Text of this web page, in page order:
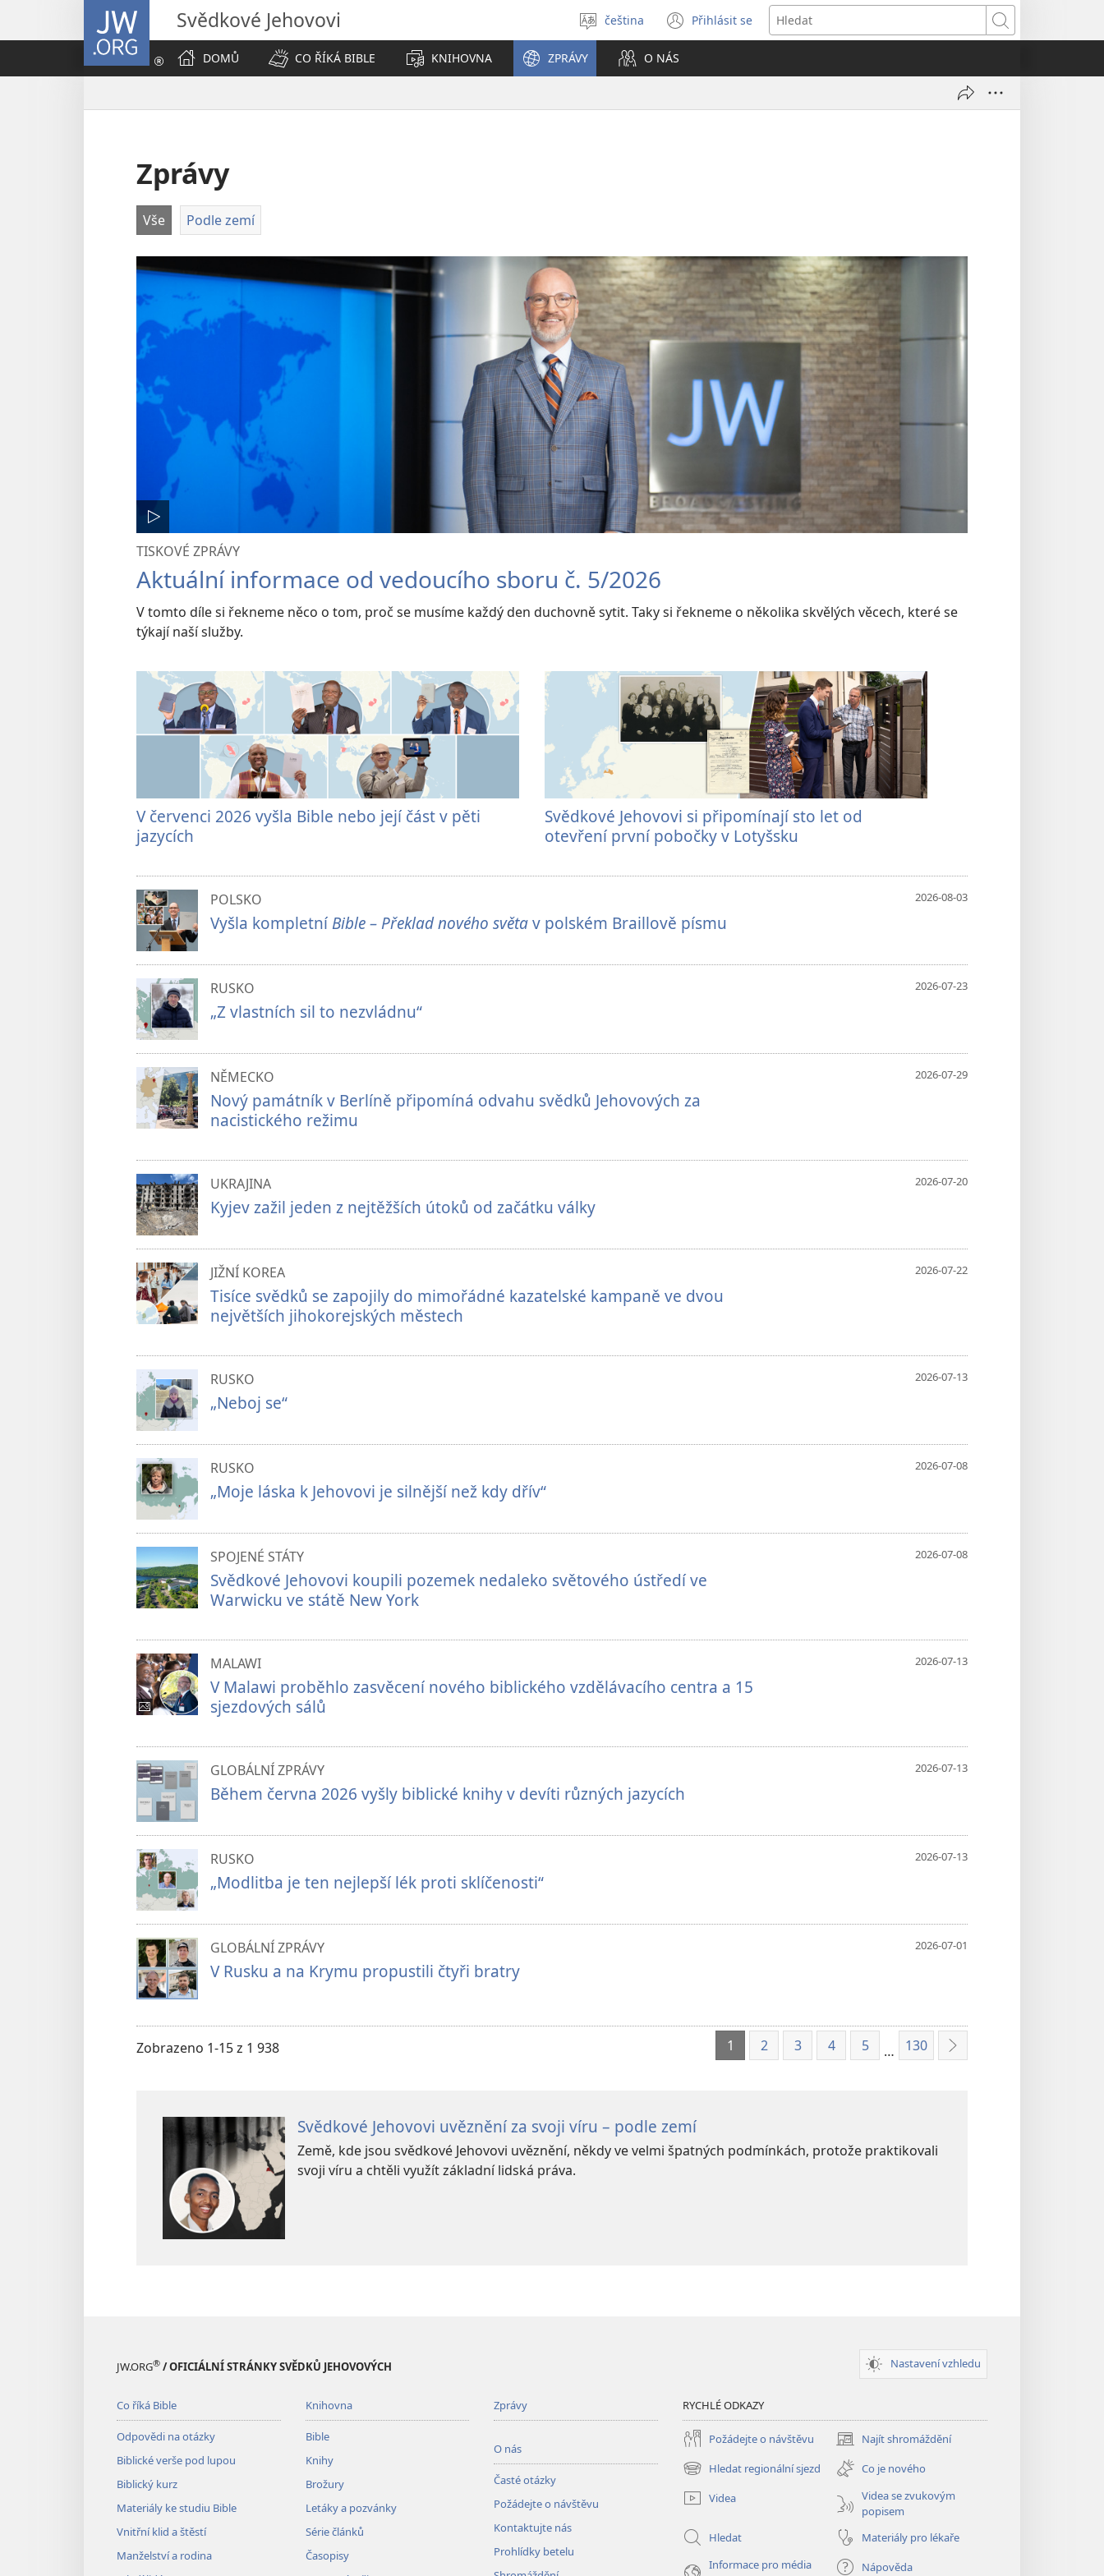
JW.ORG Svědkové Jehovovi
Vybrat
jazyk
čeština Přihlásit se
(otevřeno
nové
Hledat
DOMŮ
CO ŘÍKÁ BIBLE KNIHOVNA ZPRÁVY O NÁS
Zprávy
Vše Podle zemí
TISKOVÉ ZPRÁVY
Aktuální informace od vedoucího sboru č. 5/2026
V tomto díle si řekneme něco o tom, proč se musíme každý den duchovně sytit. Taky si řekneme o několika skvělých věcech, které se
týkají naší služby.
V červenci 2026 vyšla Bible nebo její část v pěti
jazycích
Svědkové Jehovovi si připomínají sto let od
otevření první pobočky v Lotyšsku
2026-08-03
POLSKO
Vyšla kompletní Bible – Překlad nového světav polském Braillově písmu
2026-07-23
RUSKO
„Z vlastních sil to nezvládnu“
2026-07-29
NĚMECKO
Nový památník v Berlíně připomíná odvahu svědků Jehovových za
nacistického režimu
2026-07-20
UKRAJINA
Kyjev zažil jeden z nejtěžších útoků od začátku války
2026-07-22
JIŽNÍ KOREA
Tisíce svědků se zapojily do mimořádné kazatelské kampaně ve dvou
největších jihokorejských městech
2026-07-13
RUSKO
„Neboj se“
2026-07-08
RUSKO
„Moje láska k Jehovovi je silnější než kdy dřív“
2026-07-08
SPOJENÉ STÁTY
Svědkové Jehovovi koupili pozemek nedaleko světového ústředí ve
Warwicku ve státě New York
2026-07-13
MALAWI
V Malawi proběhlo zasvěcení nového biblického vzdělávacího centra a 15
sjezdových sálů
2026-07-13
GLOBÁLNÍ ZPRÁVY
Během června 2026 vyšly biblické knihy v devíti různých jazycích
2026-07-13
RUSKO
„Modlitba je ten nejlepší lék proti sklíčenosti“
2026-07-01
GLOBÁLNÍ ZPRÁVY
V Rusku a na Krymu propustili čtyři bratry
Zobrazeno 1-15 z 1 938 1 2 3 4 5 … 130 Další
Svědkové Jehovovi uvěznění za svoji víru – podle zemí
Země, kde jsou svědkové Jehovovi uvěznění, někdy ve velmi špatných podmínkách, protože praktikovali
svoji víru a chtěli využít základní lidská práva.
JW.ORG® / OFICIÁLNÍ STRÁNKY SVĚDKŮ JEHOVOVÝCH Nastavení vzhledu
Co říká Bible
Odpovědi na otázky
Biblické verše pod lupou
Biblický kurz
Materiály ke studiu Bible
Vnitřní klid a štěstí
Manželství a rodina
Knihovna
Bible
Knihy
Brožury
Letáky a pozvánky
Série článků
Časopisy
Zprávy
O nás
Časté otázky
Požádejte o návštěvu
Kontaktujte nás
Prohlídky betelu
RYCHLÉ ODKAZY
Požádejte o návštěvu Najít shromáždění
(otevřeno
nové
okno)
Hledat regionální sjezd
(otevřeno
nové
okno)
Co je nového
Videa
Videa se zvukovým
popisem
Hledat
Materiály pro lékaře
Informace pro média
Nápověda